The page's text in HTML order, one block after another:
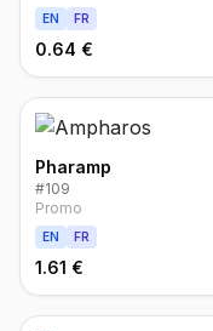
EN FR
0.64 €
Pharamp
#109
Promo
EN FR
1.61 €